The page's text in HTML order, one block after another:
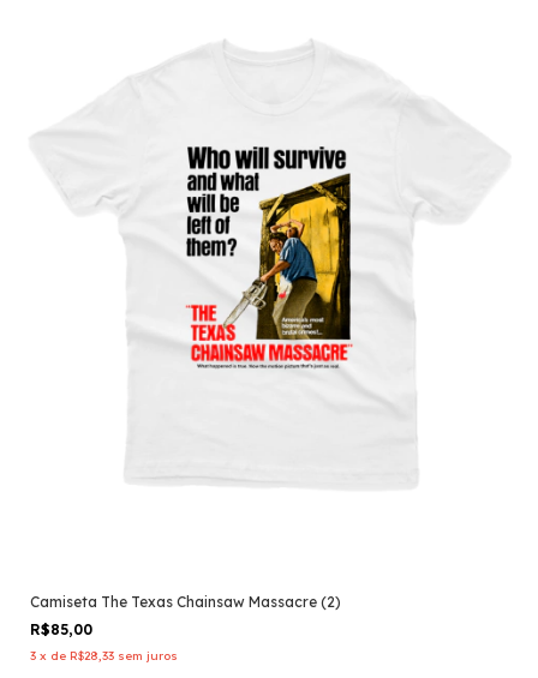
Camiseta The Texas Chainsaw Massacre (2)
R$85,00
3 x de R$28,33 sem juros